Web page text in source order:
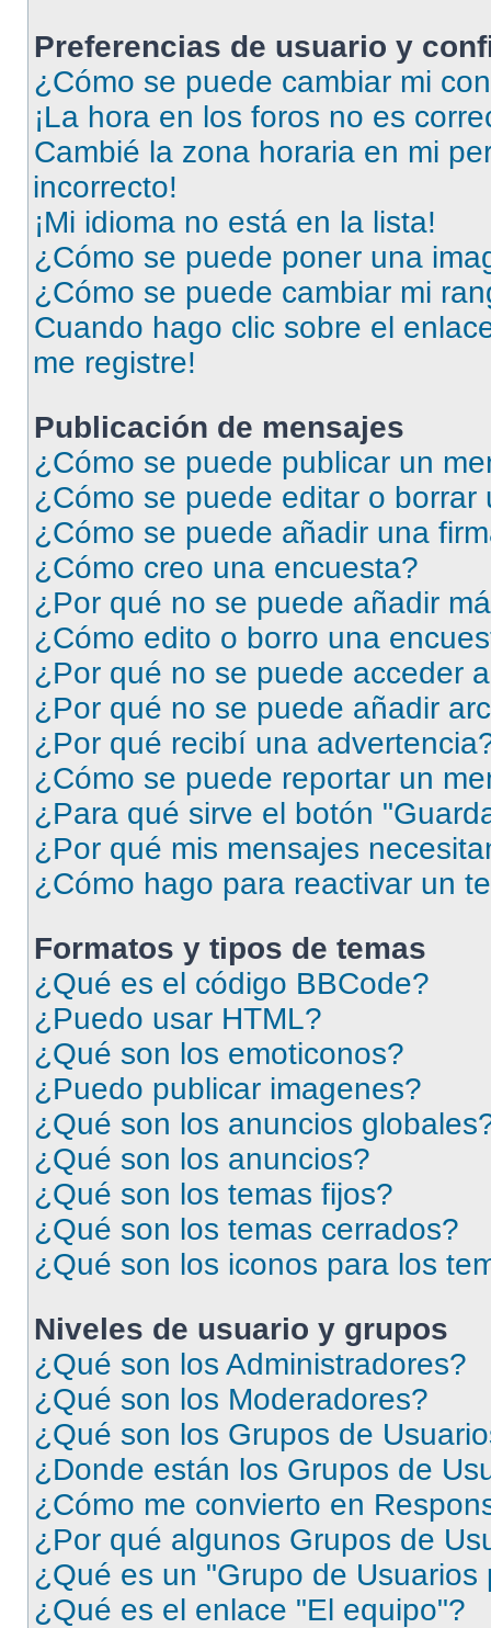
Preferencias de usuario y
¿Cómo se puede cambiar mi
¡La hora en los foros no es
Cambié la zona horaria en mi
incorrecto!
¡Mi idioma no está en la lista!
¿Cómo se puede poner una
¿Cómo se puede cambiar mi
Cuando hago clic sobre el
me registre!
Publicación de mensajes
¿Cómo se puede publicar un
¿Cómo se puede editar o borrar
¿Cómo se puede añadir una
¿Cómo creo una encuesta?
¿Por qué no se puede añadir
¿Cómo edito o borro una
¿Por qué no se puede acceder
¿Por qué no se puede añadir
¿Por qué recibí una
¿Cómo se puede reportar un
¿Para qué sirve el botón
¿Por qué mis mensajes
¿Cómo hago para reactivar un
Formatos y tipos de temas
¿Qué es el código BBCode?
¿Puedo usar HTML?
¿Qué son los emoticonos?
¿Puedo publicar imagenes?
¿Qué son los anuncios
¿Qué son los anuncios?
¿Qué son los temas fijos?
¿Qué son los temas cerrados?
¿Qué son los iconos para los
Niveles de usuario y grupos
¿Qué son los Administradores?
¿Qué son los Moderadores?
¿Qué son los Grupos de
¿Donde están los Grupos de
¿Cómo me convierto en
¿Por qué algunos Grupos de
¿Qué es un "Grupo de Usuarios
¿Qué es el enlace "El equipo"?